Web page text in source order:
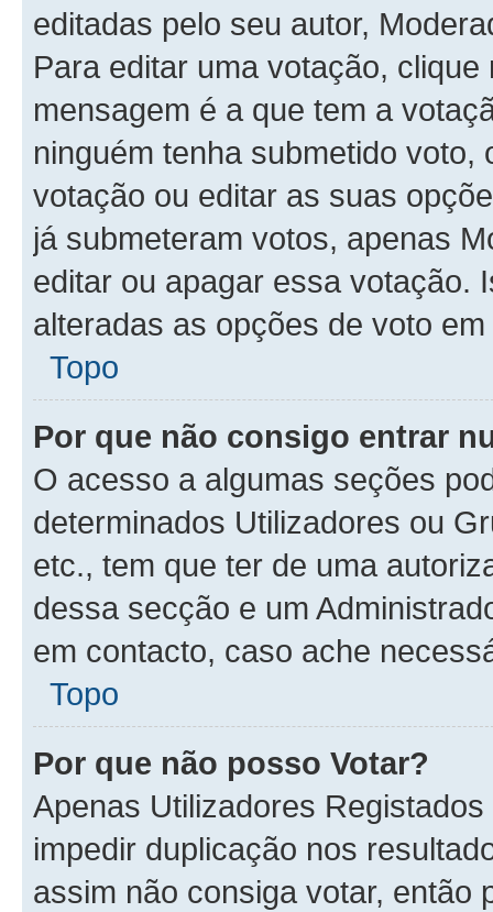
editadas pelo seu autor,
Para editar uma votação,
mensagem é a que tem a
ninguém tenha submetido
votação ou editar as suas
já submeteram votos, apenas
editar ou apagar essa votação.
alteradas as opções de voto
Topo
Por que não consigo entrar
O acesso a algumas seções
determinados Utilizadores ou
etc., tem que ter de uma
dessa secção e um
em contacto, caso ache
Topo
Por que não posso Votar?
Apenas Utilizadores
impedir duplicação nos
assim não consiga votar, então